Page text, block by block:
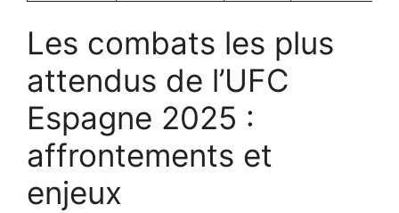
Les combats les plus
attendus de l’UFC
Espagne 2025 :
affrontements et
enjeux